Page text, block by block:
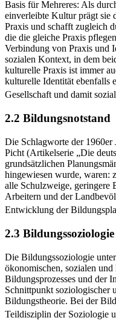
Basis für Mehreres: Als
einverleibte Kultur prägt sie
Praxis und schafft zugleich
die die gleiche Praxis
Verbindung von Praxis und
sozialen Kontext, in dem
kulturelle Praxis ist immer
kulturelle Identität ebenfalls
Gesellschaft und damit
2.2 Bildungsnotstand
Die Schlagworte der 1960er
Picht (Artikelserie „Die
grundsätzlichen
hingewiesen wurde, waren:
alle Schulzweige, geringere
Arbeitern und der
Entwicklung der
2.3 Bildungssoziologie
Die Bildungssoziologie
ökonomischen, sozialen
Bildungsprozesses und der
Schnittpunkt soziologischer
Bildungstheorie. Bei der
Teildisziplin der Soziologie